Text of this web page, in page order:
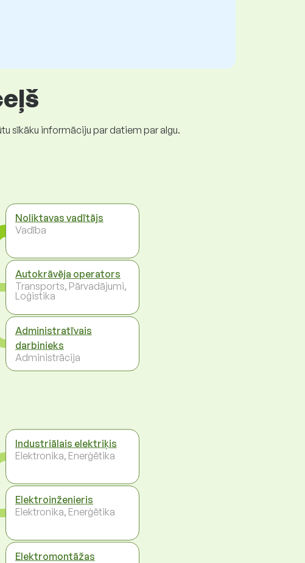
sīkāku informāciju par datiem par algu.
Noliktavas vadītājs
Vadība
Autokrāvēja operators
Transports, Pārvadājumi,
Loģistika
Administratīvais
darbinieks
Administrācija
Industriālais elektriķis
Elektronika, Enerģētika
Elektroinženieris
Elektronika, Enerģētika
Elektromontāžas